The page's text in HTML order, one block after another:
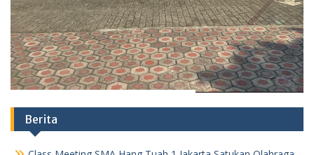
Berita